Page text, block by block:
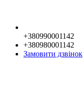
+380990001142
+380980001142
Замовити дзвінок